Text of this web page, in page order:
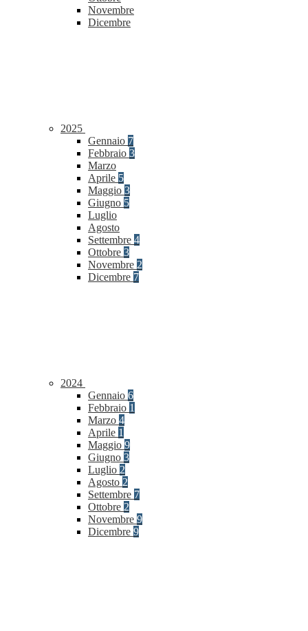
Novembre
Dicembre
2025
Gennaio 7
Febbraio 3
Marzo
Aprile 5
Maggio 3
Giugno 5
Luglio
Agosto
Settembre 4
Ottobre 3
Novembre 2
Dicembre 7
2024
Gennaio 6
Febbraio 1
Marzo 4
Aprile 1
Maggio 9
Giugno 3
Luglio 2
Agosto 2
Settembre 7
Ottobre 2
Novembre 9
Dicembre 9